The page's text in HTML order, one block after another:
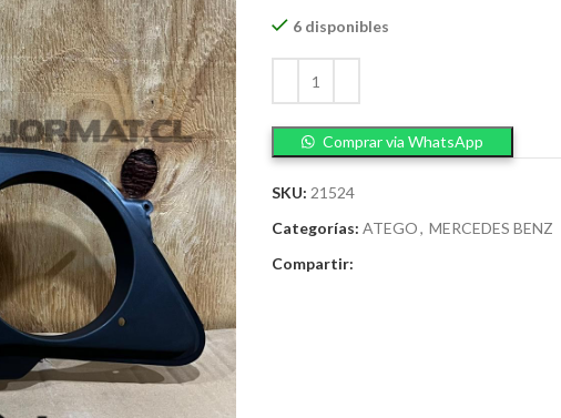
6 disponibles
Comprar via WhatsApp
SKU: 21524
Categorías: ATEGO, MERCEDES BENZ
Compartir: